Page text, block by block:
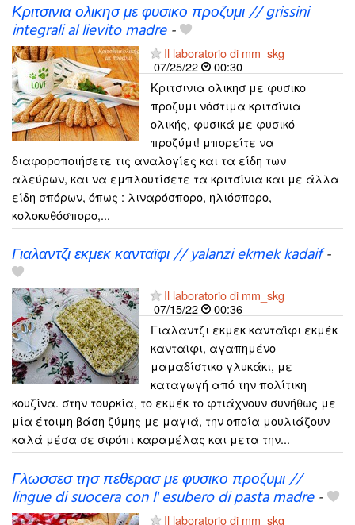
Κριτσινια ολικησ με φυσικο προζυμι // grissini
integrali al lievito madre-
Il laboratorio di mm_skg
07/25/22
00:30
Κριτσινια ολικησ με φυσικο
προζυμι νόστιμα κριτσίνια
ολικής, φυσικά με φυσικό
προζύμι! μπορείτε να
διαφοροποιήσετε τις αναλογίες και τα είδη των
αλεύρων, και να εμπλουτίσετε τα κριτσίνια και με άλλα
είδη σπόρων, όπως : λιναρόσπορο, ηλιόσπορο,
κολοκυθόσπορο,...
Γιαλαντζι εκμεκ κανταϊφι // yalanzi ekmek kadaif-
Il laboratorio di mm_skg
07/15/22
00:36
Γιαλαντζι εκμεκ κανταϊφι εκμέκ
κανταϊφι, αγαπημένο
μαμαδίστικο γλυκάκι, με
καταγωγή από την πολίτικη
κουζίνα. στην τουρκία, το εκμέκ το φτιάχνουν συνήθως με
μία έτοιμη βάση ζύμης με μαγιά, την οποία μουλιάζουν
καλά μέσα σε σιρόπι καραμέλας και μετα την...
Γλωσσεσ τησ πεθερασ με φυσικο προζυμι //
lingue di suocera con l' esubero di pasta madre-
Il laboratorio di mm_skg